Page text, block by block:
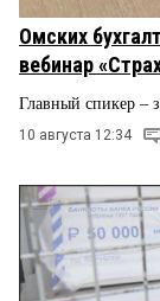
Омских
вебинар
Главный спикер
10 августа 12:34